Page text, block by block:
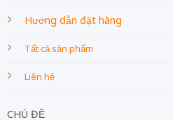
Hướng dẫn đặt hàng
Tất cả sản phẩm
Liên hệ
CHỦ ĐỀ